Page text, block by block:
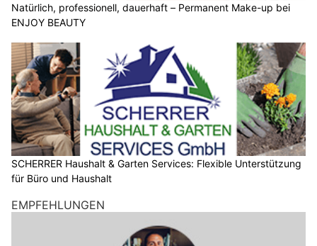
Natürlich, professionell, dauerhaft – Permanent Make-up bei
ENJOY BEAUTY
SCHERRER Haushalt & Garten Services: Flexible Unterstützung
für Büro und Haushalt
EMPFEHLUNGEN